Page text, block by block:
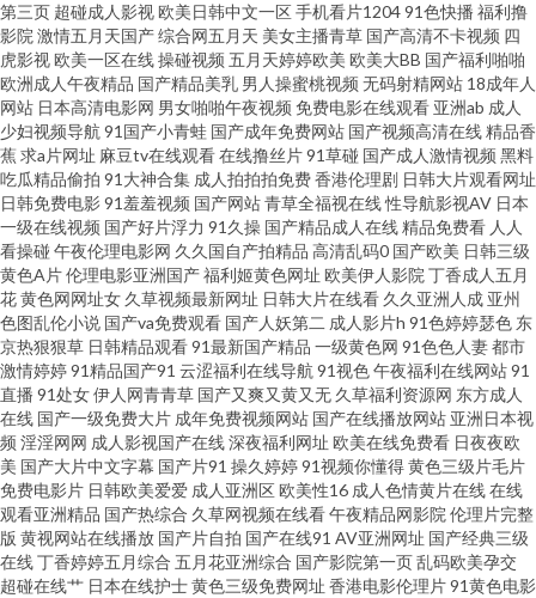
人性交 午夜性伦理视频 91真人在线实操 成人无码影视 黄色福利影院 www99
肏 国产视频51 欧美日韩在线免费 先锋色资源 www青青操 日韩和欧美123 91
经典三级 超碰在线网站 国内视频自拍 操操无码 日本啪啪视频 狠狠草2026 亚
洲最大天堂观看 超碰人碰 A片欧美传媒 国产红杏导航 91熟女热 国产精品
1000 久草视频免费福利 日本毛茸茸 在线观看淫国产 超碰免费人人妻 91黄色
仓库 超碰人人人妻 欧美激情内射 国产成人黄色在线 91美女免费黑料 大香蕉
在线久久 欧美肏屄 午夜大片 成人性交影片 黄色免费网站看片 三级片小说五
月天 超碰老逼 黑料老司机精品 日韩第1页 超碰人人干人人 操逼网站三级 精品
不卡久久不卡 人操人操人妻 香蕉91TV 97黃色网 国产不卡无马 51黑料偷拍
含羞草av社区 91永久入口网址 岛国91线观看 日韩磁力链接 尤物网成人 欧美
第三页 超碰成人影视欧美日韩中文一区手机看片120491色快播 福利撸
影院 激情五月天国产综合网五月天 美女主播青草 国产高清不卡视频 四
虎影视欧美一区在线操碰视频 五月天婷婷欧美 欧美大BB 国产福利啪啪
欧洲成人午夜精品 国产精品美乳 男人操蜜桃视频 无码射精网站 18成年人
网站 日本高清电影网 男女啪啪午夜视频 免费电影在线观看 亚洲ab 成人
少妇视频导航 91国产小青蛙 国产成年免费网站 国产视频高清在线精品香
蕉求a片网址 麻豆tv在线观看在线撸丝片91草碰 国产成人激情视频 黑料
吃瓜精品偷拍 91大神合集 成人拍拍拍免费香港伦理剧 日韩大片观看网址
日韩免费电影91羞羞视频 国产网站青草全福视在线性导航影视AV 日本
一级在线视频 国产好片浮力 91久操 国产精品成人在线精品免费看 人人
看操碰 午夜伦理电影网 久久国自产拍精品 高清乱码0 国产欧美 日韩三级
黄色A片伦理电影亚洲国产福利姬黄色网址 欧美伊人影院 丁香成人五月
花黄色网网址女 久草视频最新网址 日韩大片在线看 久久亚洲人成 亚州
色图乱伦小说 国产va免费观看 国产人妖第二 成人影片h 91色婷婷瑟色 东
京热狠狠草 日韩精品观看91最新国产精品 一级黄色网 91色色人妻都市
激情婷婷91精品国产91 云涩福利在线导航 91视色午夜福利在线网站91
直播 91处女伊人网青青草 国产又爽又黄又无 久草福利资源网 东方成人
在线 国产一级免费大片 成年免费视频网站 国产在线播放网站 亚洲日本视
频 淫淫网网 成人影视国产在线深夜福利网址 欧美在线免费看 日夜夜欧
美 国产大片中文字幕 国产片91 操久婷婷91视频你懂得黄色三级片毛片
免费电影片 日韩欧美爱爱 成人亚洲区欧美性16 成人色情黄片在线在线
观看亚洲精品 国产热综合 久草网视频在线看午夜精品网影院 伦理片完整
版 黄视网站在线播放 国产片自拍 国产在线91 AV亚洲网址 国产经典三级
在线丁香婷婷五月综合 五月花亚洲综合 国产影院第一页乱码欧美孕交
超碰在线艹 日本在线护士黄色三级免费网址 香港电影伦理片91黄色电影